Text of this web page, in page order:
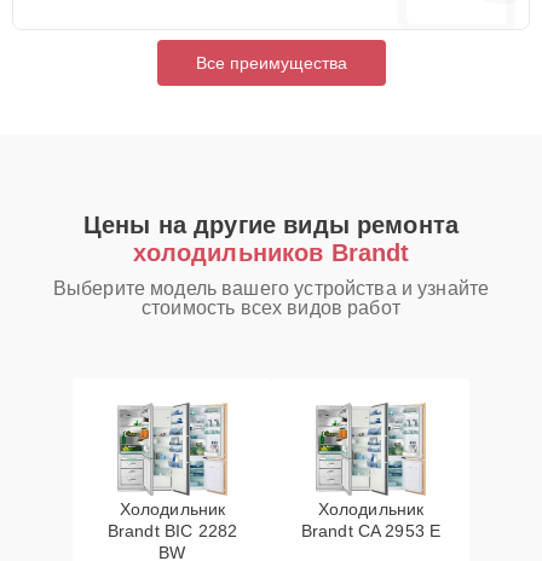
Все преимущества
Цены на другие виды ремонта
холодильников Brandt
Выберите модель вашего устройства и узнайте
стоимость всех видов работ
Холодильник
Brandt BIC 2282
BW
Холодильник
Brandt CA 2953 E